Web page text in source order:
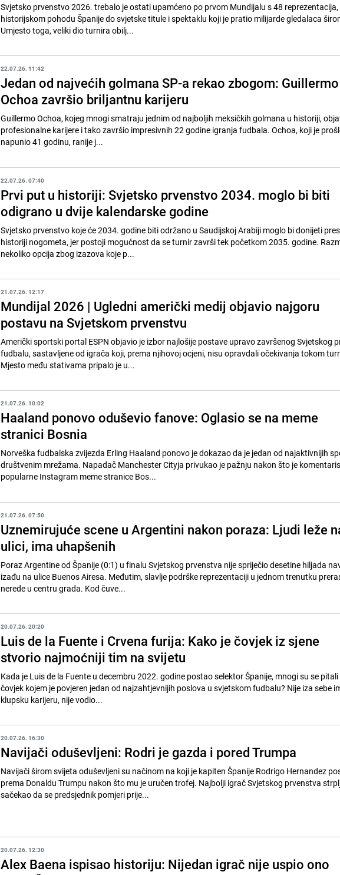
Svjetsko prvenstvo 2026. trebalo je ostati upamćeno po prvom Mundijalu s 48 reprezentacija,
historijskom pohodu Španije do svjetske titule i spektaklu koji je pratio milijarde gledalaca
Umjesto toga, veliki dio turnira obilj...
22.07.26. 11:42
Jedan od najvećih golmana SP-a rekao zbogom: Guillermo
Ochoa završio briljantnu karijeru
Guillermo Ochoa, kojeg mnogi smatraju jednim od najboljih meksičkih golmana u historiji,
profesionalne karijere i tako završio impresivnih 22 godine igranja fudbala. Ochoa, koji je
napunio 41 godinu, ranije j...
22.07.26. 07:40
Prvi put u historiji: Svjetsko prvenstvo 2034. moglo bi biti
odigrano u dvije kalendarske godine
Svjetsko prvenstvo koje će 2034. godine biti održano u Saudijskoj Arabiji moglo bi donijeti
historiji nogometa, jer postoji mogućnost da se turnir završi tek početkom 2035. godine.
nekoliko opcija zbog izazova koje p...
21.07.26. 12:17
Mundijal 2026 | Ugledni američki medij objavio najgoru
postavu na Svjetskom prvenstvu
Američki sportski portal ESPN objavio je izbor najlošije postave upravo završenog Svjetskog
fudbalu, sastavljene od igrača koji, prema njihovoj ocjeni, nisu opravdali očekivanja tokom
Mjesto među stativama pripalo je u...
21.07.26. 10:02
Haaland ponovo oduševio fanove: Oglasio se na meme
stranici Bosnia
Norveška fudbalska zvijezda Erling Haaland ponovo je dokazao da je jedan od najaktivnijih
društvenim mrežama. Napadač Manchester Cityja privukao je pažnju nakon što je komentarisao objavu
popularne Instagram meme stranice Bos...
21.07.26. 07:50
Uznemirujuće scene u Argentini nakon poraza: Ljudi leže
ulici, ima uhapšenih
Poraz Argentine od Španije (0:1) u finalu Svjetskog prvenstva nije spriječio desetine hiljada
izađu na ulice Buenos Airesa. Međutim, slavlje podrške reprezentaciji u jednom trenutku
nerede u centru grada. Kod čuve...
20.07.26. 20:20
Luis de la Fuente i Crvena furija: Kako je čovjek iz sjene
stvorio najmoćniji tim na svijetu
Kada je Luis de la Fuente u decembru 2022. godine postao selektor Španije, mnogi su se pitali
čovjek kojem je povjeren jedan od najzahtjevnijih poslova u svjetskom fudbalu? Nije iza sebe
klupsku karijeru, nije vodio...
20.07.26. 16:30
Navijači oduševljeni: Rodri je gazda i pored Trumpa
Navijači širom svijeta oduševljeni su načinom na koji je kapiten Španije Rodrigo Hernandez
prema Donaldu Trumpu nakon što mu je uručen trofej. Najbolji igrač Svjetskog prvenstva
sačekao da se predsjednik pomjeri prije...
20.07.26. 12:30
Alex Baena ispisao historiju: Nijedan igrač nije uspio ono